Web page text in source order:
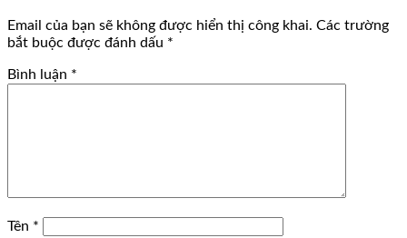
Email của bạn sẽ không được hiển thị công khai. Các trường
bắt buộc được đánh dấu *
Bình luận *
Tên *